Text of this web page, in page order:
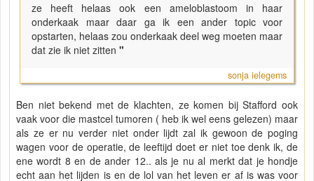
ze heeft helaas ook een ameloblastoom in haar
onderkaak maar daar ga ik een ander topic voor
opstarten, helaas zou onderkaak deel weg moeten maar
dat zie ik niet zitten "
sonja ielegems
Ben niet bekend met de klachten, ze komen bij Stafford ook
vaak voor die mastcel tumoren ( heb ik wel eens gelezen) maar
als ze er nu verder niet onder lijdt zal ik gewoon de poging
wagen voor de operatie, de leeftijd doet er niet toe denk ik, de
ene wordt 8 en de ander 12.. als je nu al merkt dat je hondje
echt aan het lijden is en de lol van het leven er af is was voor